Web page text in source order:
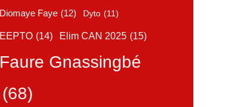
Diomaye Faye (12) Dyto (11)
EEPTO (14) Elim CAN 2025 (15)
Faure Gnassingbé
(68)